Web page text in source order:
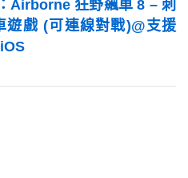
Airborne 狂野飆車 8 – 刺
遊戲 (可連線對戰)@支援